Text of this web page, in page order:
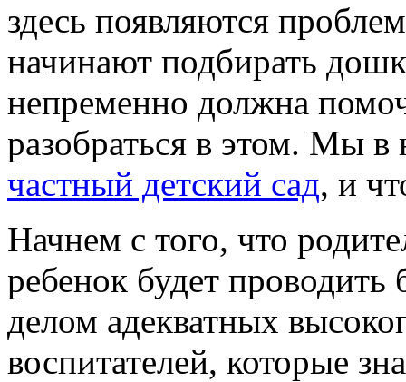
здесь появляются
начинают подбирать
непременно должна
разобраться в этом. Мы в
частный детский сад, и
Начнем с того, что
ребенок будет
делом адекватных
воспитателей, которые